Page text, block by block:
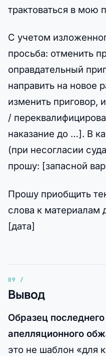
трактоваться в мою
С учетом
просьба: отменить
оправдательный
направить на новое
изменить приговор,
/
наказание до …]. В
(при несогласии
прошу: [запасной
Прошу приобщить
слова к
[дата]
Вывод
Образец
апелляционного
это не шаблон «для